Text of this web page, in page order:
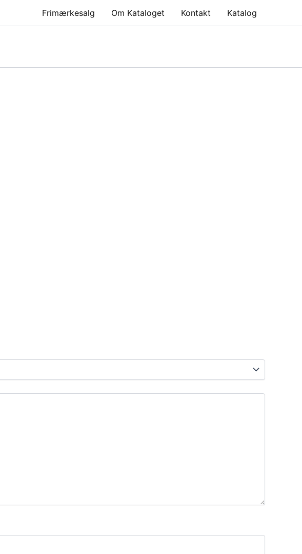
Frimærkesalg Om Kataloget Kontakt Katalog